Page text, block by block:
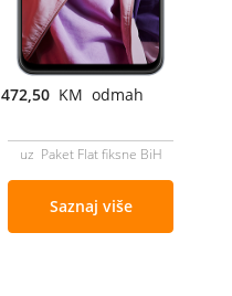
472,50 KM odmah
uz Paket Flat fiksne BiH
Saznaj više